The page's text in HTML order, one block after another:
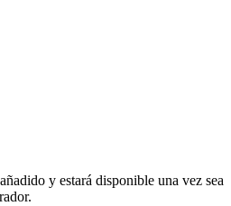
y estará disponible una vez sea